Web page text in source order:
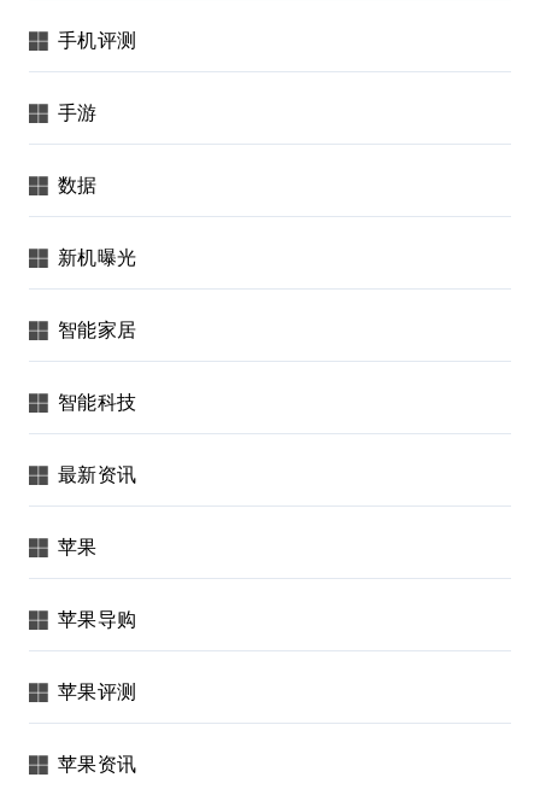
手机评测
手游
数据
新机曝光
智能家居
智能科技
最新资讯
苹果
苹果导购
苹果评测
苹果资讯